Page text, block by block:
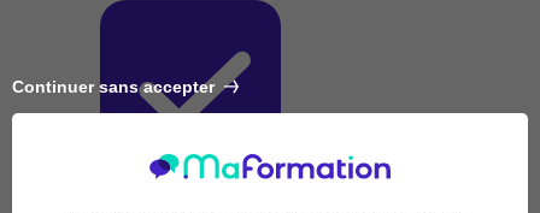
Très courte
Continuer sans accepter